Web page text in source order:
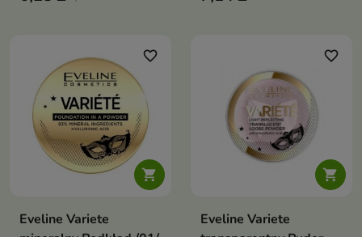
poprawiając jej
wygląd!
Receptura z
93%
mineralnych
składników
oddychać i
poprawiając jej
wygląd!
Receptura z
93%
mineralnych
oddychać i

favorite_border
Eveline Variete

favorite_border
Eveline Variete